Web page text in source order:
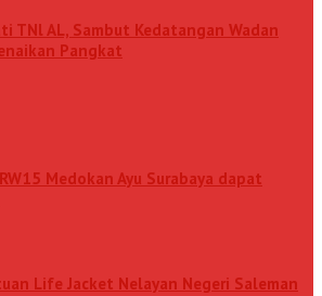
TNl AL, Sambut Kedatangan Wadan
Pangkat
Medokan Ayu Surabaya dapat
Life Jacket Nelayan Negeri Saleman